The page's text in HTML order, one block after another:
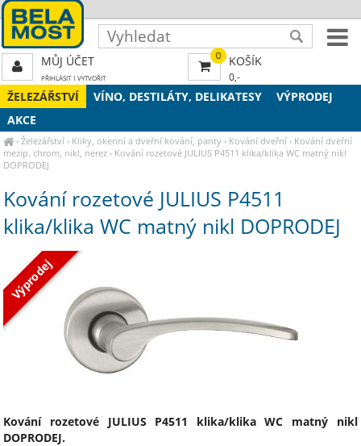
ŽELEZÁŘSTVÍ VÍNO, DESTILÁTY, DELIKATESY
VÝPRODEJ
AKCE
›Železářství › Kliky, okenní a dveřní kování, panty › Kování dveřní › Kování dveřní
mezip. chrom, nikl, nerez › Kování rozetové JULIUS P4511 klika/klika WC matný nikl
DOPRODEJ
Kování rozetové JULIUS P4511
klika/klika WC matný nikl DOPRODEJ
Výprodej
Kování rozetové JULIUS P4511 klika/klika WC matný nikl
DOPRODEJ.
0 KOŠÍK
0,-
MŮJ ÚČET
PŘIHLÁSIT| VYTVOŘIT